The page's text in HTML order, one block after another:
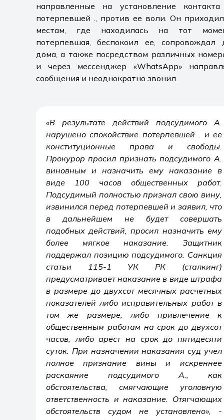
направленные на установление
потерпевшей Ә., против ее воли. Он
местам, где находилась на тот
потерпевшая, беспокоил ее, сопровождал
дома, а также посредством различных
и через мессенджер «WhatsApp»
сообщения и неоднократно звонил.
«В результате действий подсудимого А.
нарушено спокойствие потерпевшей Ә. и ее
конституционные права и свободы.
Прокурор просил признать подсудимого А.
виновным и назначить ему наказание в
виде 100 часов общественных работ.
Подсудимый полностью признал свою вину,
извинился перед потерпевшей и заявил, что
в дальнейшем не будет совершать
подобных действий, просил назначить ему
более мягкое наказание. Защитник
поддержал позицию подсудимого. Санкция
статьи 115-1 УК РК (сталкинг)
предусматривает наказание в виде штрафа
в размере до двухсот месячных расчетных
показателей либо исправительных работ в
том же размере, либо привлечение к
общественным работам на срок до двухсот
часов, либо арест на срок до пятидесяти
суток. При назначении наказания суд учел
полное признание вины и искреннее
раскаяние подсудимого А., как
обстоятельства, смягчающие уголовную
ответственность и наказание. Отягчающих
обстоятельств судом не установлено», -